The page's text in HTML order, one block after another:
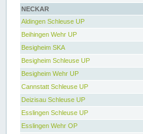
NECKAR
Aldingen Schleuse UP
Beihingen Wehr UP
Besigheim SKA
Besigheim Schleuse UP
Besigheim Wehr UP
Cannstatt Schleuse UP
Deizisau Schleuse UP
Esslingen Schleuse UP
Esslingen Wehr OP